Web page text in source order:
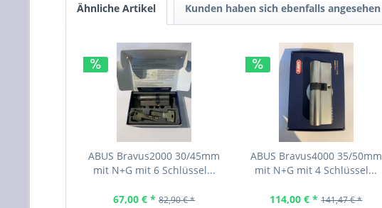
Ähnliche Artikel Kunden haben sich ebenfalls angesehen
ABUS Bravus2000 30/45mm
mit N+G mit 6 Schlüssel...
67,00 € * 82,90 € *
ABUS Bravus4000 35/50mm
mit N+G mit 4 Schlüssel...
114,00 € * 141,47 € *